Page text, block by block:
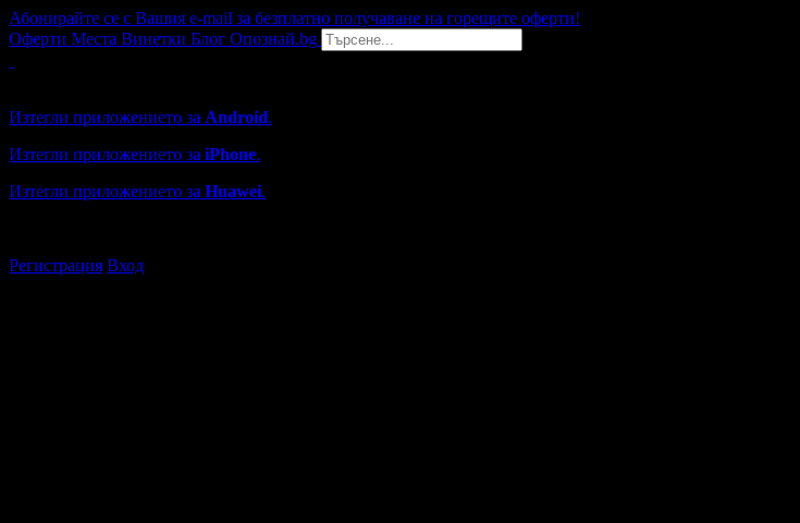
Абонирайте се с Вашия e-mail за безплатно получаване на горещите оферти!
Оферти Места Винетки Блог Опознай.bg
Изтегли приложението за Android.
Изтегли приложението за iPhone.
Изтегли приложението за Huawei.
Регистрация Вход